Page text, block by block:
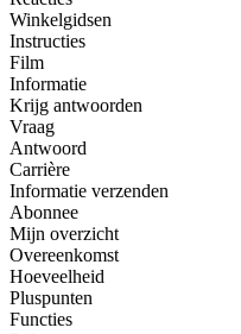
Winkelgidsen
Instructies
Film
Informatie
Krijg antwoorden
Vraag
Antwoord
Carrière
Informatie verzenden
Abonnee
Mijn overzicht
Overeenkomst
Hoeveelheid
Pluspunten
Functies